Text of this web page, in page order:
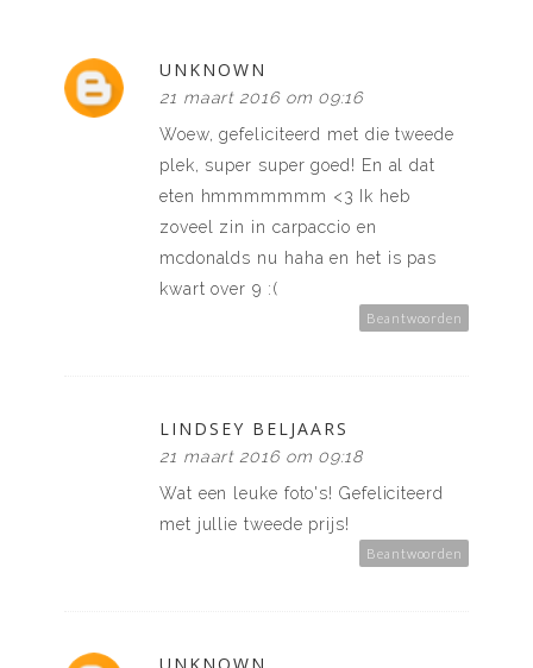
UNKNOWN
21 maart 2016 om 09:16
Woew, gefeliciteerd met die tweede
plek, super super goed! En al dat
eten hmmmmmmm <3 Ik heb
zoveel zin in carpaccio en
mcdonalds nu haha en het is pas
kwart over 9 :(
Beantwoorden
LINDSEY BELJAARS
21 maart 2016 om 09:18
Wat een leuke foto's! Gefeliciteerd
met jullie tweede prijs!
Beantwoorden